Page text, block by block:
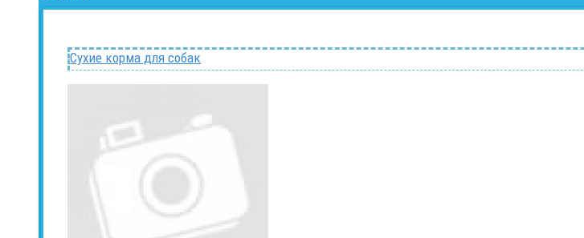
Сухие корма для собак